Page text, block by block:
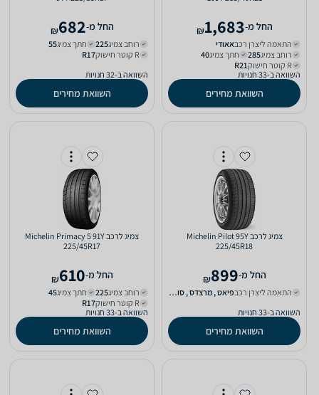
‫החל מ-1,683
₪
התאמה ליצרן רכבאאודי‏
רוחב צמיג285‏ חתך צמיג40‏
R קוטר חישוק
R21‏
השוואה ב-33 חנויות
השוואת מחירים
‫החל מ-682
₪
רוחב צמיג225‏ חתך צמיג55‏
R קוטר חישוק
R17‏
השוואה ב-32 חנויות
השוואת מחירים
צמיג לרכב Michelin Pilot 95Y
225/45R18
‫החל מ-899
₪
התאמה ליצרן רכב
פיאט‏ , מרצדס‏ , סובארו‏ , קיה‏
השוואה ב-33 חנויות
השוואת מחירים
צמיג לרכב Michelin Primacy 5 91Y
225/45R17
‫החל מ-610
₪
רוחב צמיג225‏ חתך צמיג45‏
R קוטר חישוק
R17‏
השוואה ב-33 חנויות
השוואת מחירים